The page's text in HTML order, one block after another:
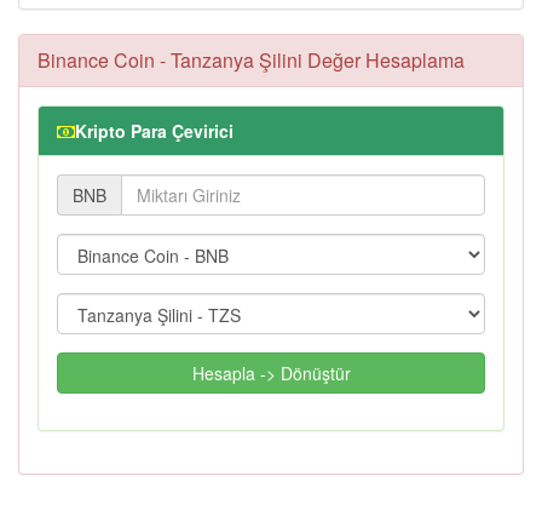
Binance Coin - Tanzanya Şilini Değer Hesaplama
Kripto Para Çevirici
BNB
Hesapla -> Dönüştür